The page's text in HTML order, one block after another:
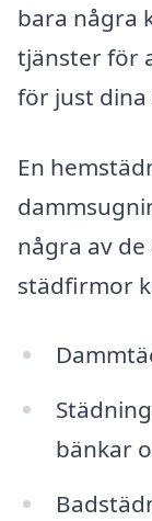
bara några
tjänster för
för just dina
En
några av
städfirmor
bänkar